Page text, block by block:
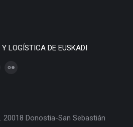
LOGÍSTICA DE EUSKADI
in
20018 Donostia-San Sebastián